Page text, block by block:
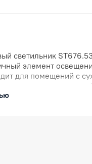
светильник
элемент
для помещений с
3000K, что
защиты IP20 подходит
помещениях.
светильника:
высота — 80 мм.